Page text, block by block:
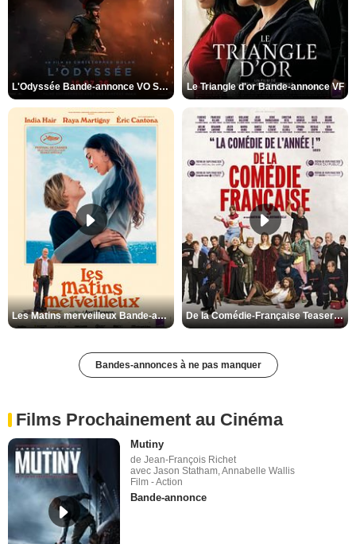
L'Odyssée Bande-annonce VO STFR Le Triangle d'or Bande-annonce VF
Les Matins merveilleux Bande-annonce VF De la Comédie-Française Teaser VF
Bandes-annonces à ne pas manquer
Films Prochainement au Cinéma
Mutiny
de Jean-François Richet
avec Jason Statham, Annabelle Wallis
Film - Action
Bande-annonce